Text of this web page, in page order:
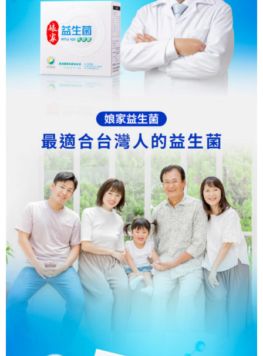
1.分期款項不併入電信帳單，「大哥付你分期」於每月結算日後寄送繳費提
醒簡訊。
2.透過簡訊連結打開帳單後，可選擇「超商條碼／台灣大直營門市／銀行轉
帳／街口支付／iPASS MONEY」等通路繳費。
【注意事項】
1.本服務係由「台灣大哥大股份有限公司」（以下簡稱本公司）所提供，讓
用戶於交易時，得透過本服務購買商品或服務，並由商店將買賣／分期付款
買賣價金債權讓與本公司後，依約使用本公司帳單繳交帳款。
資料（包含姓名、電話或地址）提供予台灣大哥大進項蒐集、處理及利用，
由本公司與您本人進行分期帳單所需資料之確認、核對及更正。
3.完整用戶服務條款，請詳閱以下連結：https://oppay.tw/userRule
【「AFTEE先享後付」結帳流程】
１．於結帳方式選擇「AFTEE先享後付」後，將跳轉至「AFTEE先享後付」
結帳頁面，進行簡訊認證並確認金額後，即可完成結帳。
２．訂單成立數日內，您將收到繳費通知簡訊。
３．收到繳費通知簡訊後14天內，點擊此簡訊中的連結，可透過四大超商／
ATM／網路銀行／等多元方式進行付款，方視為交易完成。
※ 請注意：結帳手續完成當下不需立刻繳費，但若您需要取消訂單，請聯絡
購買商品的店家。未經商家同意取消之訂單仍視為有效，需透過AFTEE先享
是否繳費成功／繳費後需取消欲退款等相關疑問，請聯繫「AFTEE先享後付
https://netprotections.freshdesk.com/support/home
【注意事項】
１．透過由恩沛科技股份有限公司提供之「AFTEE先享後付」服務完成之交
易，需依本服務之必要範圍內提供個人資料，並將交易相關給付款項請求債
權轉讓予恩沛科技股份有限公司。
２．關於個人資料處理事宜，請瀏覽以下網址：
https://aftee.tw/terms/#terms3
３．未成年的使用者請事先徵得法定代理人或監護人之同意方可使用
「AFTEE先享後付」，若未經同意申辦者引起之損失，本公司不負相關責
任。
４．使用「AFTEE先享後付」時，將依據個別帳號之用戶狀況，依本公司即
時審查核予不同之上限額度；若仍有額度不足之情形，本公司將視審查結果
請求用戶進行身份認證。
５．嚴禁一人註冊多個帳號或使用他人資訊註冊。若發現惡意使用之情形，
恩沛科技股份有限公司將有權停止該用戶之使用額度並採取法律行動。
每筆NT$65，滿NT$499(含以上)免運費
付款後萊爾富取貨
每筆NT$65，滿NT$799(含以上)免運費
付款後7-11取貨
每筆NT$65，滿NT$799(含以上)免運費
每筆NT$80，滿NT$999(含以上)免運費